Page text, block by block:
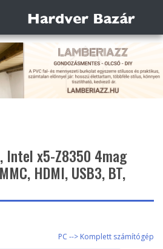
Intel x5-Z8350 4mag
HDMI, USB3, BT,
PC --> Komplett számítógép